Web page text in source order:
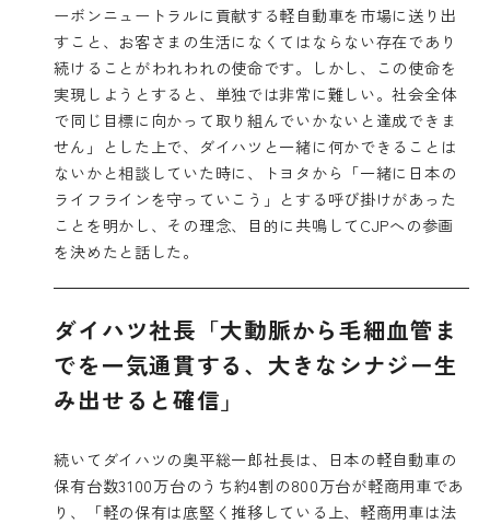
ーボンニュートラルに貢献する軽自動車を市場に送り出
すこと、お客さまの生活になくてはならない存在であり
続けることがわれわれの使命です。しかし、この使命を
実現しようとすると、単独では非常に難しい。社会全体
で同じ目標に向かって取り組んでいかないと達成できま
せん」とした上で、ダイハツと一緒に何かできることは
ないかと相談していた時に、トヨタから「一緒に日本の
ライフラインを守っていこう」とする呼び掛けがあった
ことを明かし、その理念、目的に共鳴してCJPへの参画
を決めたと話した。
ダイハツ社長「大動脈から毛細血管ま
でを一気通貫する、大きなシナジー生
み出せると確信」
続いてダイハツの奥平総一郎社長は、日本の軽自動車の
保有台数3100万台のうち約4割の800万台が軽商用車であ
り、「軽の保有は底堅く推移している上、軽商用車は法